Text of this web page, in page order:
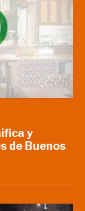
y
de Buenos